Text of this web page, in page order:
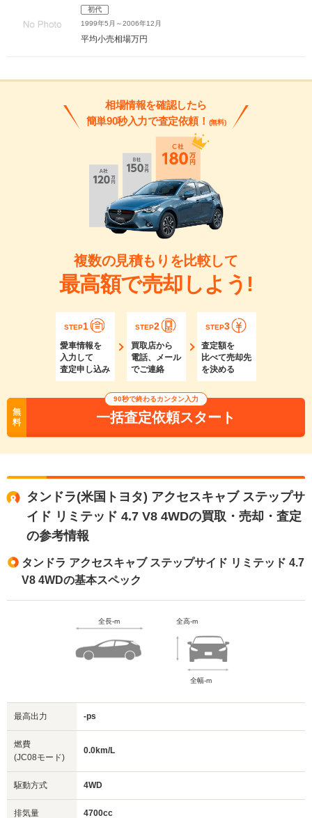
初代
1999年5月～2006年12月
平均小売相場万円
相場情報を確認したら
簡単90秒入力で査定依頼！ (無料)
複数の見積もりを比較して
最高額で売却しよう!
STEP1
愛車情報を
入力して
査定申し込み
STEP2
買取店から
電話、メール
でご連絡
STEP3
査定額を
比べて売却先
を決める
無
料
90秒で終わるカンタン入力
一括査定依頼スタート
タンドラ(米国トヨタ) アクセスキャブ ステップサ
イド リミテッド 4.7 V8 4WDの買取・売却・査定
の参考情報
タンドラ アクセスキャブ ステップサイド リミテッド 4.7
V8 4WDの基本スペック
全長-m 全高-m
全幅-m
最高出力 -ps
燃費
(JC08モード)
0.0km/L
駆動方式 4WD
排気量 4700cc